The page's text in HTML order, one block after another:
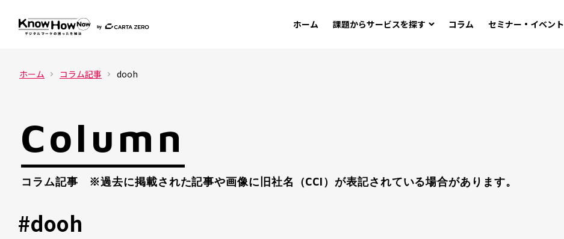
ホーム 課題からサービスを探す コラム セミナー・イベント
ホーム コラム記事 dooh
Column
コラム記事 ※過去に掲載された記事や画像に旧社名（CCI）が表記されている場合があります。
#dooh